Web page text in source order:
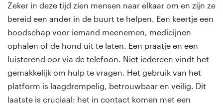
Zeker in deze tijd zien mensen naar elkaar om en zijn ze
bereid een ander in de buurt te helpen. Een keertje een
boodschap voor iemand meenemen, medicijnen
ophalen of de hond uit te laten. Een praatje en een
luisterend oor via de telefoon. Niet iedereen vindt het
gemakkelijk om hulp te vragen. Het gebruik van het
platform is laagdrempelig, betrouwbaar en veilig. Dit
laatste is cruciaal: het in contact komen met een